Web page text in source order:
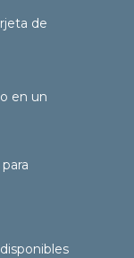
de
en un